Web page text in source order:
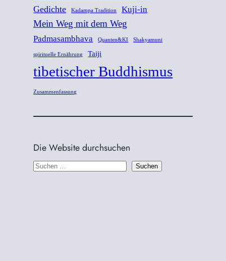
Gedichte Kadampa Tradition Kuji-in
Mein Weg mit dem Weg
Padmasambhava Quanten&KI Shakyamuni
spirituelle Ernährung Taiji
tibetischer Buddhismus
Zusammenfassung
Die Website durchsuchen
S
Suchen